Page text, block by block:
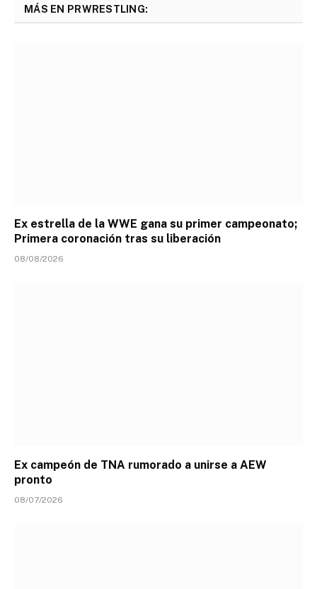
MÁS EN PRWRESTLING:
Ex estrella de la WWE gana su primer campeonato;
Primera coronación tras su liberación
08/08/2026
Ex campeón de TNA rumorado a unirse a AEW
pronto
08/07/2026